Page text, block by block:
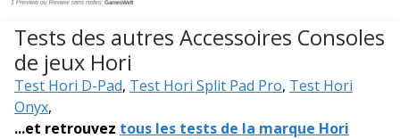
Tests des autres Accessoires Consoles
de jeux Hori
Test Hori D-Pad, Test Hori Split Pad Pro, Test Hori
Onyx,
...et retrouvez tous les tests de la marque Hori